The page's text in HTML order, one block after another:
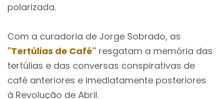
polarizada.
Com a curadoria de Jorge Sobrado, as
"Tertúlias de Café" resgatam a memória das
tertúlias e das conversas conspirativas de
café anteriores e imediatamente posteriores
à Revolução de Abril.